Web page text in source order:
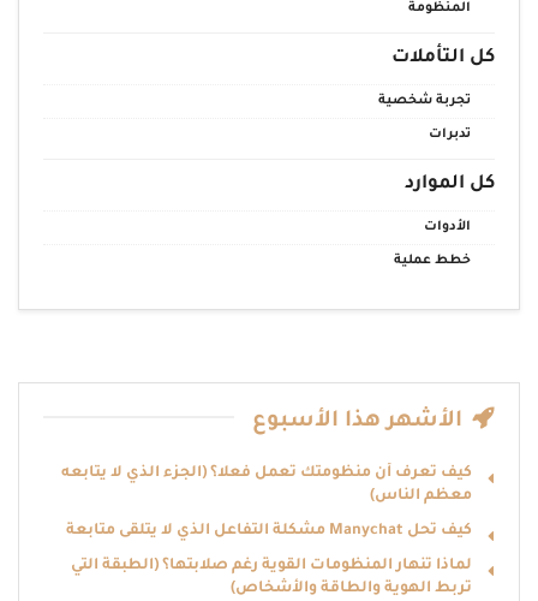
المنظومة
كل التأملات
تجربة شخصية
تدبرات
كل الموارد
الأدوات
خطط عملية
الأشهر هذا الأسبوع
كيف تعرف أن منظومتك تعمل فعلا؟ (الجزء الذي لا يتابعه
معظم الناس)
كيف تحل Manychat مشكلة التفاعل الذي لا يتلقى متابعة
لماذا تنهار المنظومات القوية رغم صلابتها؟ (الطبقة التي
تربط الهوية والطاقة والأشخاص)